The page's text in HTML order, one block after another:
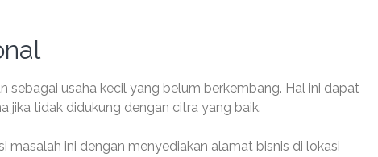
sebagai usaha kecil yang belum berkembang. Hal ini dapat
jika tidak didukung dengan citra yang baik.
ini dengan menyediakan alamat bisnis di lokasi